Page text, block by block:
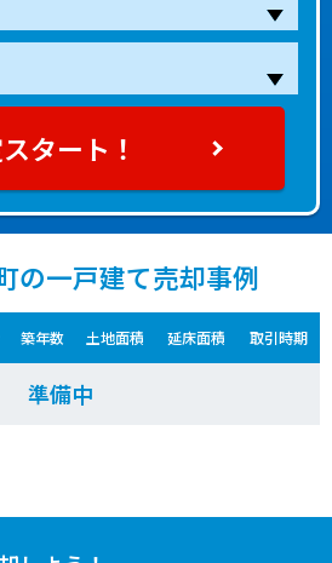
タート！
の一戸建て売却事例
築年数 土地面積 延床面積 取引時期
準備中